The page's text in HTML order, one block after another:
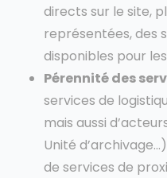
directs sur le site,
représentées, des
disponibles pour
Pérennité des
services de
mais aussi
Unité
de services de